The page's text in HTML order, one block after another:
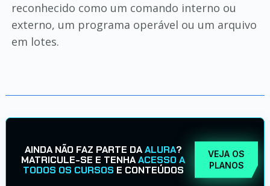
reconhecido como um comando interno ou
externo, um programa operável ou um arquivo
em lotes.
AINDA NÃO FAZ PARTE DAALURA?
MATRICULE-SE E TENHAACESSO A
TODOS OS CURSOS E CONTEÚDOS
VEJA OS
PLANOS